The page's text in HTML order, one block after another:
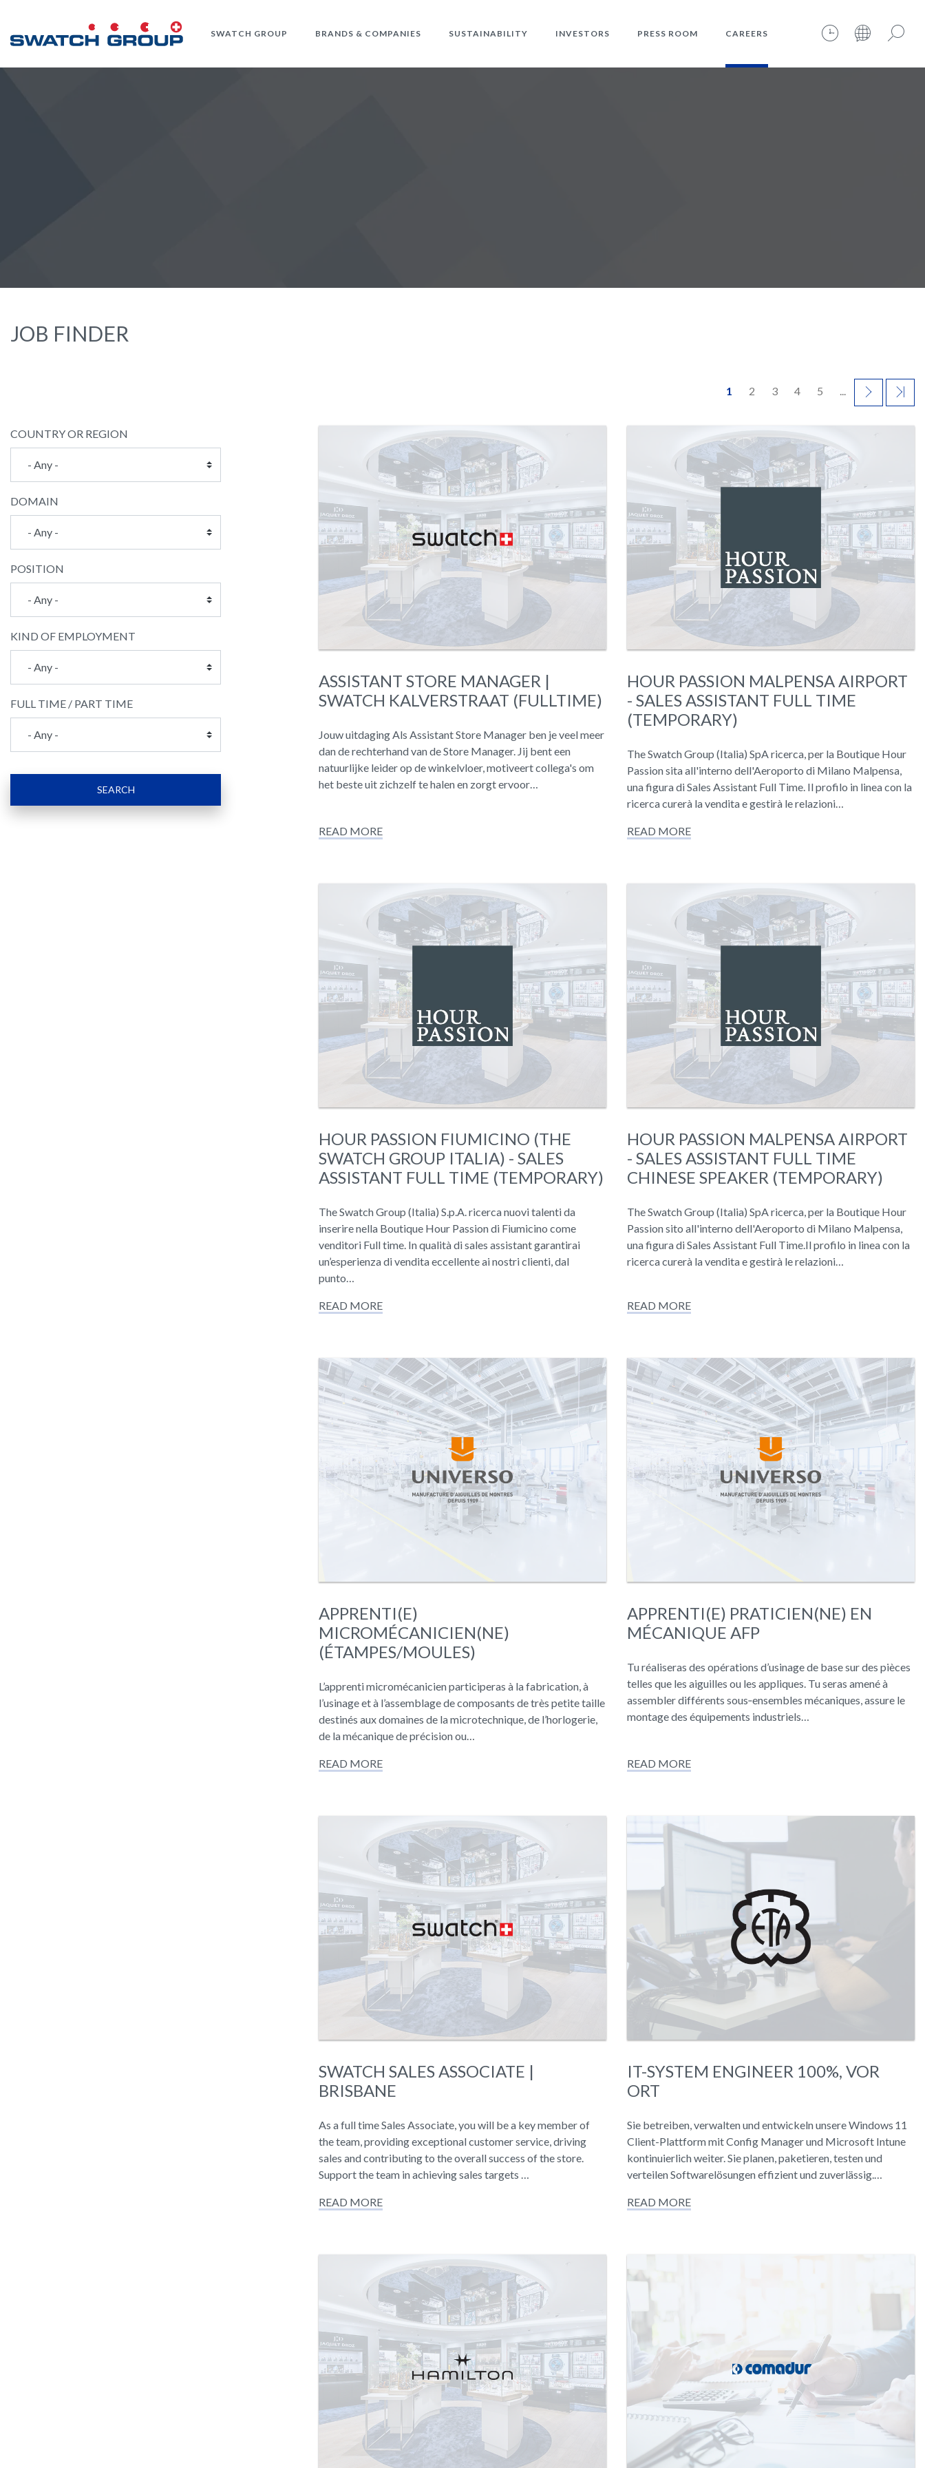
main
SWATCH GROUP BRANDS & COMPANIES SUSTAINABILITY INVESTORS PRESS ROOM CAREERS
08.08.2026 – 17:45:18 – INTERNET TIME: @781
Search
JOB FINDER
1 2 3 4 5 ... NEXT
COUNTRY OR REGION
DOMAIN
POSITION
KIND OF EMPLOYMENT
FULL TIME / PART TIME
SEARCH
ASSISTANT STORE MANAGER |
SWATCH KALVERSTRAAT (FULLTIME)
Jouw uitdaging Als Assistant Store Manager ben je veel meer
dan de rechterhand van de Store Manager. Jij bent een
natuurlijke leider op de winkelvloer, motiveert collega's om
het beste uit zichzelf te halen en zorgt ervoor…
READ MORE
HOUR PASSION MALPENSA AIRPORT
- SALES ASSISTANT FULL TIME
(TEMPORARY)
The Swatch Group (Italia) SpA ricerca, per la Boutique Hour
Passion sita all'interno dell'Aeroporto di Milano Malpensa,
una figura di Sales Assistant Full Time. Il profilo in linea con la
ricerca curerà la vendita e gestirà le relazioni…
READ MORE
HOUR PASSION FIUMICINO (THE
SWATCH GROUP ITALIA) - SALES
ASSISTANT FULL TIME (TEMPORARY)
The Swatch Group (Italia) S.p.A. ricerca nuovi talenti da
inserire nella Boutique Hour Passion di Fiumicino come
venditori Full time. In qualità di sales assistant garantirai
un’esperienza di vendita eccellente ai nostri clienti, dal
punto…
READ MORE
HOUR PASSION MALPENSA AIRPORT
- SALES ASSISTANT FULL TIME
CHINESE SPEAKER (TEMPORARY)
The Swatch Group (Italia) SpA ricerca, per la Boutique Hour
Passion sito all'interno dell'Aeroporto di Milano Malpensa,
una figura di Sales Assistant Full Time.Il profilo in linea con la
ricerca curerà la vendita e gestirà le relazioni…
READ MORE
APPRENTI(E)
MICROMÉCANICIEN(NE)
(ÉTAMPES/MOULES)
L’apprenti micromécanicien participeras à la fabrication, à
l’usinage et à l’assemblage de composants de très petite taille
destinés aux domaines de la microtechnique, de l’horlogerie,
de la mécanique de précision ou…
READ MORE
APPRENTI(E) PRATICIEN(NE) EN
MÉCANIQUE AFP
Tu réaliseras des opérations d’usinage de base sur des pièces
telles que les aiguilles ou les appliques. Tu seras amené à
assembler différents sous‑ensembles mécaniques, assure le
montage des équipements industriels…
READ MORE
SWATCH SALES ASSOCIATE |
BRISBANE
As a full time Sales Associate, you will be a key member of
the team, providing exceptional customer service, driving
sales and contributing to the overall success of the store.
Support the team in achieving sales targets …
READ MORE
IT-SYSTEM ENGINEER 100%, VOR
ORT
Sie betreiben, verwalten und entwickeln unsere Windows 11
Client-Plattform mit Config Manager und Microsoft Intune
kontinuierlich weiter. Sie planen, paketieren, testen und
verteilen Softwarelösungen effizient und zuverlässig.…
READ MORE